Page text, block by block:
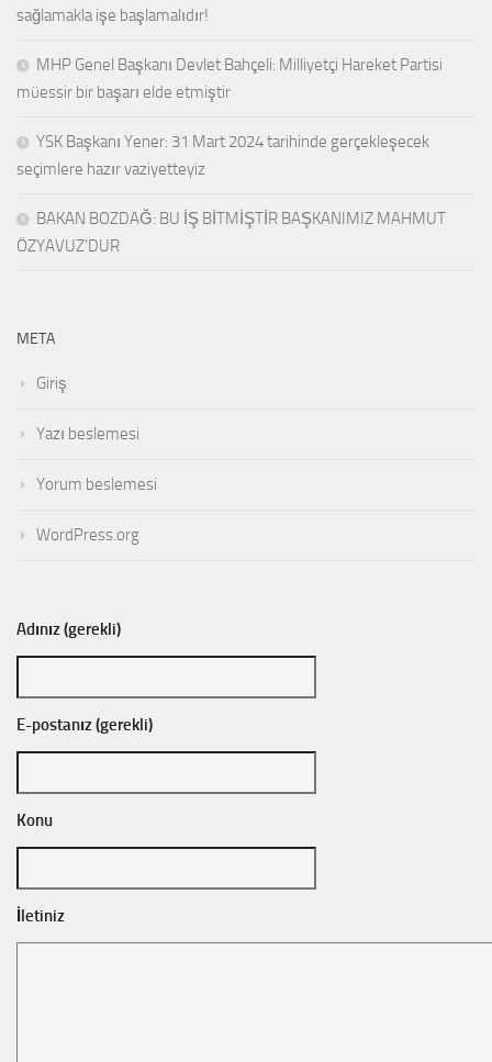
sağlamakla işe başlamalıdır!
MHP Genel Başkanı Devlet Bahçeli: Milliyetçi Hareket Partisi
müessir bir başarı elde etmiştir
YSK Başkanı Yener: 31 Mart 2024 tarihinde gerçekleşecek
seçimlere hazır vaziyetteyiz
BAKAN BOZDAĞ: BU İŞ BİTMİŞTİR BAŞKANIMIZ MAHMUT
ÖZYAVUZ’DUR
META
Giriş
Yazı beslemesi
Yorum beslemesi
WordPress.org
Adınız (gerekli)
E-postanız (gerekli)
Konu
İletiniz